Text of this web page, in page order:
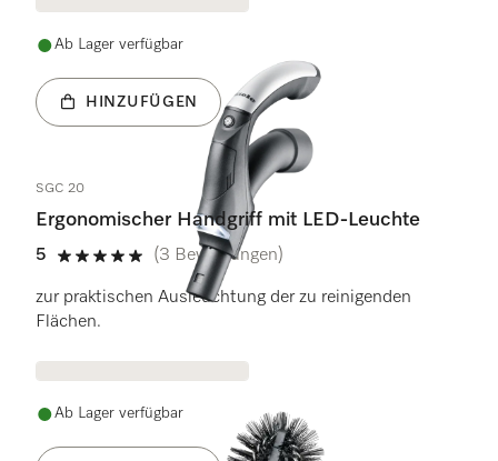
Ab Lager verfügbar
HINZUFÜGEN
SGC 20
Ergonomischer Handgriff mit LED-Leuchte
5
5 Sterne von 5
(3 Bewertungen)
zur praktischen Ausleuchtung der zu reinigenden
Flächen.
Ab Lager verfügbar